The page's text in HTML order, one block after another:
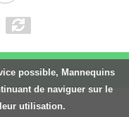
possible, Mannequins
de naviguer sur le
leur utilisation.